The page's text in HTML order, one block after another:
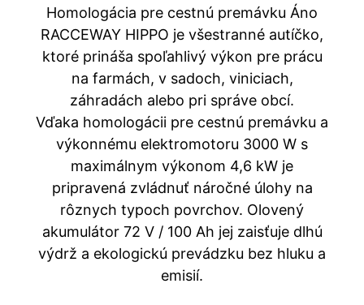
Homologácia pre cestnú premávku Áno
RACCEWAY HIPPO je všestranné autíčko,
ktoré prináša spoľahlivý výkon pre prácu
na farmách, v sadoch, viniciach,
záhradách alebo pri správe obcí.
Vďaka homologácii pre cestnú premávku a
výkonnému elektromotoru 3000 W s
maximálnym výkonom 4,6 kW je
pripravená zvládnuť náročné úlohy na
rôznych typoch povrchov. Olovený
akumulátor 72 V / 100 Ah jej zaisťuje dlhú
výdrž a ekologickú prevádzku bez hluku a
emisií.